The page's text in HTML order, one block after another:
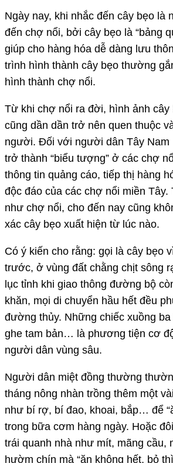
Ngày nay, khi nhắc đến cây bẹo là
đến chợ nổi, bởi cây bẹo là “bảng
giúp cho hàng hóa dễ dàng lưu
trình hình thành cây bẹo thường
hình thành chợ nổi.
Từ khi chợ nổi ra đời, hình ảnh cây
cũng dần dần trở nên quen thuộc
người. Đối với người dân Tây Nam
trở thành “biểu tượng” ở các chợ
thông tin quảng cáo, tiếp thị hàng
độc đáo của các chợ nổi miền Tây.
như chợ nổi, cho đến nay cũng
xác cây bẹo xuất hiện từ lúc nào.
Có ý kiến cho rằng: gọi là cây bẹo
trước, ở vùng đất chằng chịt sông
lục tỉnh khi giao thông đường bộ
khăn, mọi di chuyển hầu hết đều
đường thủy. Những chiếc xuồng
ghe tam bản… là phương tiện cơ
người dân vùng sâu.
Người dân miệt đồng thường
tháng nông nhàn trồng thêm một
như bí rợ, bí đao, khoai, bắp… để
trong bữa cơm hàng ngày. Hoặc
trái quanh nhà như mít, mãng
hườm chín mà “ăn không hết, bỏ